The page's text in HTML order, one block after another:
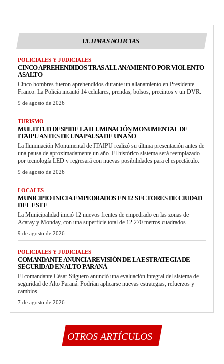
ULTIMAS NOTICIAS
POLICIALES Y JUDICIALES
CINCO APREHENDIDOS TRAS ALLANAMIENTO POR VIOLENTO
ASALTO
Cinco hombres fueron aprehendidos durante un allanamiento en Presidente
Franco. La Policía incautó 14 celulares, prendas, bolsos, precintos y un DVR.
9 de agosto de 2026
TURISMO
MULTITUD DESPIDE LA ILUMINACIÓN MONUMENTAL DE
ITAIPU ANTES DE UNA PAUSA DE UN AÑO
La Iluminación Monumental de ITAIPU realizó su última presentación antes de
una pausa de aproximadamente un año. El histórico sistema será reemplazado
por tecnología LED y regresará con nuevas posibilidades para el espectáculo.
9 de agosto de 2026
LOCALES
MUNICIPIO INICIA EMPEDRADOS EN 12 SECTORES DE CIUDAD
DEL ESTE
La Municipalidad inició 12 nuevos frentes de empedrado en las zonas de
Acaray y Monday, con una superficie total de 12.270 metros cuadrados.
9 de agosto de 2026
POLICIALES Y JUDICIALES
COMANDANTE ANUNCIA REVISIÓN DE LA ESTRATEGIA DE
SEGURIDAD EN ALTO PARANÁ
El comandante César Silguero anunció una evaluación integral del sistema de
seguridad de Alto Paraná. Podrían aplicarse nuevas estrategias, refuerzos y
cambios.
7 de agosto de 2026
OTROS ARTÍCULOS